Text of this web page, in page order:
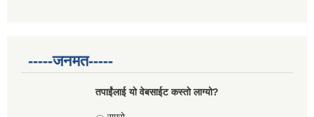
-----जनमत-----
तपाईंलाई यो वेबसाईट कस्तो लाग्यो?